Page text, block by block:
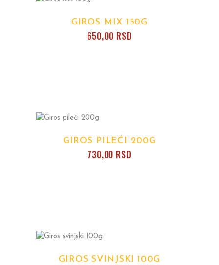
GIROS MIX 150G
650,00 RSD
GIROS PILEĆI 200G
730,00 RSD
GIROS SVINJSKI 100G